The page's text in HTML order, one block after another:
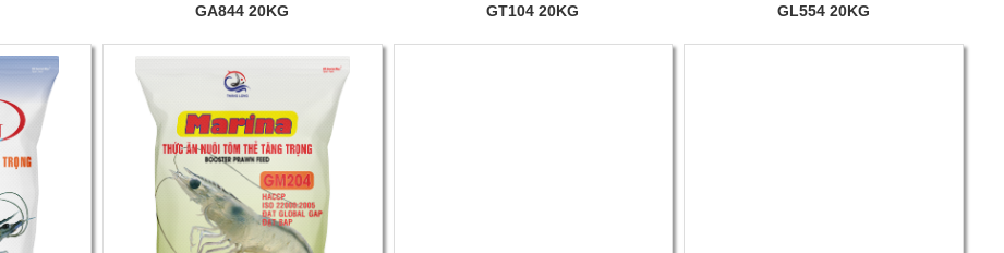
GA844 20KG GT104 20KG GL554 20KG